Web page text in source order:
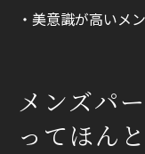
・美意識が高いメ
メンズパ
ってほん